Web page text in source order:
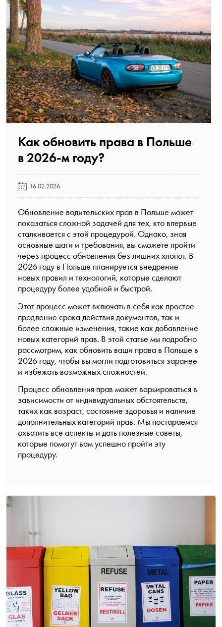
Как обновить права в Польше
в 2026-м году?️
16.02.2026
Обновление водительских прав в Польше может
показаться сложной задачей для тех, кто впервые
сталкивается с этой процедурой. Однако, зная
основные шаги и требования, вы сможете пройти
через процесс обновления без лишних хлопот. В
2026 году в Польше планируется внедрение
новых правил и технологий, которые сделают
процедуру более удобной и быстрой.
Этот процесс может включать в себя как простое
продление срока действия документов, так и
более сложные изменения, такие как добавление
новых категорий прав. В этой статье мы подробно
рассмотрим, как обновить ваши права в Польше в
2026 году, чтобы вы могли подготовиться заранее
и избежать возможных сложностей.
Процесс обновления прав может варьироваться в
зависимости от индивидуальных обстоятельств,
таких как возраст, состояние здоровья и наличие
дополнительных категорий прав. Мы постараемся
охватить все аспекты и дать полезные советы,
которые помогут вам успешно пройти эту
процедуру.